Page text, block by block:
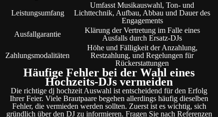
Leistungsumfang
Umfasst Musikauswahl, Ton- und
Lichttechnik, Aufbau, Abbau und Dauer des
Engagements
Ausfallgarantie
Klärung der Vertretung im Falle eines
Ausfalls durch Ersatz-DJs
Zahlungsmodalitäten
Höhe und Fälligkeit der Anzahlung,
Restzahlung, und Regelungen für
Rückerstattungen
Häufige Fehler bei der Wahl eines
Hochzeits-DJs vermeiden
Die richtige dj hochzeit Auswahl ist entscheidend für den Erfolg
Ihrer Feier. Viele Brautpaare begehen allerdings häufig dieselben
Fehler, die vermieden werden sollten. Zuerst ist es wichtig, sich
gründlich über den DJ zu informieren. Fragen Sie nach Referenzen